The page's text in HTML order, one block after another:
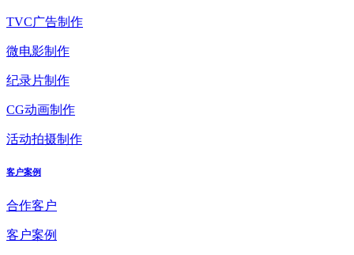
TVC广告制作
微电影制作
纪录片制作
CG动画制作
活动拍摄制作
客户案例
合作客户
客户案例